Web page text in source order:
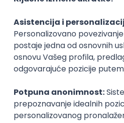
inboxu
Prijavi se
IGT D&B d.o.o.
3.7
Beograd | Hibrid